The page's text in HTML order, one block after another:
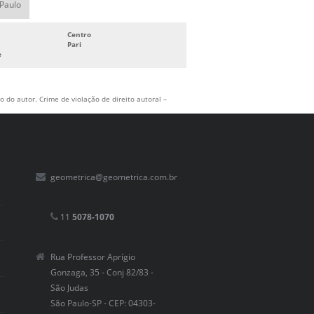
Centro
Pari
do autor. Crime de violação de direito autoral –
geometrica@geometrica.com.br
11 5078-1070
Rua Professor Aprígio
Gonzaga, 35 - Conj 82/83 -
São Judas
São Paulo-SP - CEP: 04303-